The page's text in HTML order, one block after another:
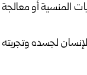
المنسية أو معالجة
لجسده وتجربته